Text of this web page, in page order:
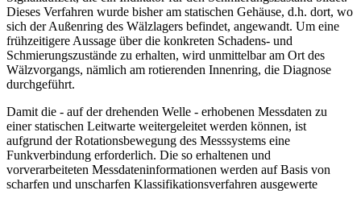
Dieses Verfahren wurde bisher am statischen Gehäuse, d.h. dort, wo
sich der Außenring des Wälzlagers befindet, angewandt. Um eine
frühzeitigere Aussage über die konkreten Schadens- und
Schmierungszustände zu erhalten, wird unmittelbar am Ort des
Wälzvorgangs, nämlich am rotierenden Innenring, die Diagnose
durchgeführt.
Damit die - auf der drehenden Welle - erhobenen Messdaten zu
einer statischen Leitwarte weitergeleitet werden können, ist
aufgrund der Rotationsbewegung des Messsystems eine
Funkverbindung erforderlich. Die so erhaltenen und
vorverarbeiteten Messdateninformationen werden auf Basis von
scharfen und unscharfen Klassifikationsverfahren ausgewerte